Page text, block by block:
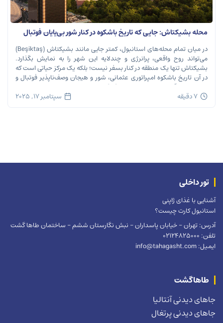
محله بشیکتاش: جایی که تاریخ باشکوه در کنار شور بی‌پایان فوتبال
نفس می‌کشد
در میان تمام محله‌های استانبول، کمتر جایی مانند بشیکتاش (Beşiktaş)
می‌تواند روح واقعی، پرانرژی و چندلایه این شهر را به نمایش بگذارد.
بشیکتاش تنها یک منطقه در کنار بسفر نیست؛ بلکه یک مرکز حیاتی است که
در آن تاریخ باشکوه امپراتوری عثمانی، شور و هیجان وصف‌ناپذیر فوتبال و
ریتم تند زندگی مدرن شهری در هم […]
7 دقیقه سپتامبر 17, 2025
طاهاگشت
جاهای دیدنی آنتالیا
جاهای دیدنی پرتغال
تور داخلی
آشنایی با غذای ژاپنی
استانبول کارت چیست؟
آدرس: تهران – خیابان پاسداران – نبش نگارستان ششم – ساختمان طاها گشت
تلفن: 02124825000
ایمیل: info@tahagasht.com